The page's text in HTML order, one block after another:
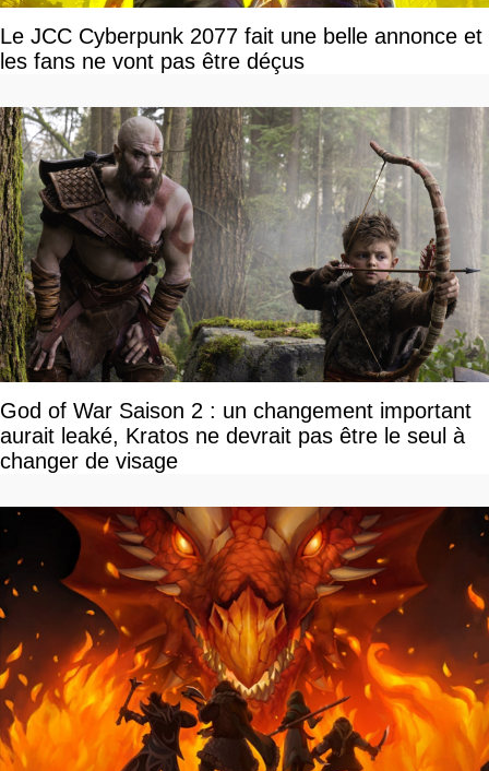
Le JCC Cyberpunk 2077 fait une belle annonce et
les fans ne vont pas être déçus
God of War Saison 2 : un changement important
aurait leaké, Kratos ne devrait pas être le seul à
changer de visage